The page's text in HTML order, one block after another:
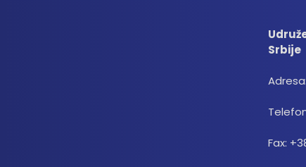
Srbije
Fax: